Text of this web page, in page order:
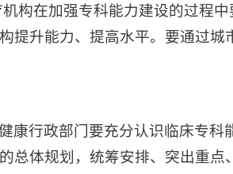
构在加强专科能力建设的过程
提升能力、提高水平。要通过
康行政部门要充分认识临床专
总体规划，统筹安排、突出重